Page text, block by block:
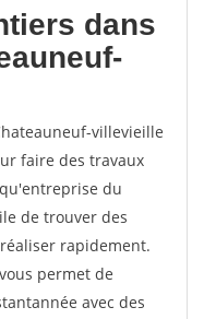
dans
villevieille
faire des travaux
du
de trouver des
rapidement.
permet de
avec des